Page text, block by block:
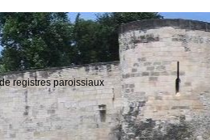
registres paroissiaux